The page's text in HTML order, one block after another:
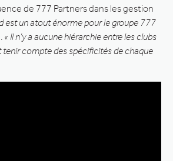
de 777 Partners dans les gestion
est un atout énorme pour le groupe 777
« Il n’y a aucune hiérarchie entre les clubs
tenir compte des spécificités de chaque